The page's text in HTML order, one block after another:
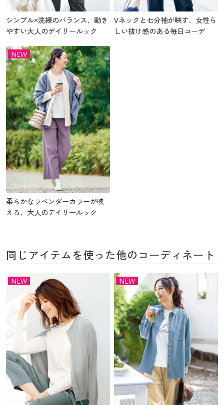
シンプル×洗練のバランス、動き
やすい大人のデイリールック
Vネックと七分袖が映す、女性ら
しい抜け感のある毎日コーデ
NEW
柔らかなラベンダーカラーが映
える、大人のデイリールック
同じアイテムを使った他のコーディネート
NEW NEW